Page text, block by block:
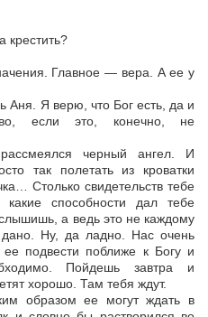
Главное — вера. А ее у
Я верю, что Бог есть, да и
если это, конечно, не
черный ангел. И
так полетать из кроватки
Столько свидетельств тебе
способности дал тебе
а ведь это не каждому
Ну, да ладно. Нас очень
подвести поближе к Богу и
Пойдешь завтра и
хорошо. Там тебя ждут.
образом ее могут ждать в